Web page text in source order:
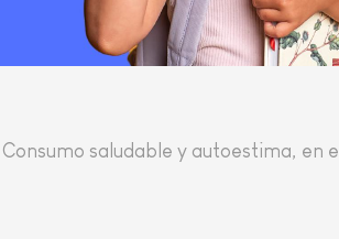
saludable y autoestima, en el